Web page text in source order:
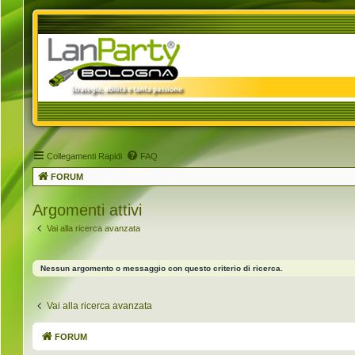
Collegamenti Rapidi FAQ
FORUM
Argomenti attivi
Vai alla ricerca avanzata
Nessun argomento o messaggio con questo criterio di ricerca.
Vai alla ricerca avanzata
FORUM